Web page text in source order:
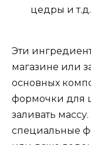
цедры и т.д.
Эти
магазине или
основных
формочки для
заливать
специальные